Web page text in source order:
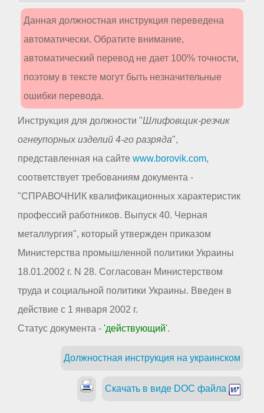
Данная должностная инструкция переведена
автоматически. Обратите внимание,
автоматический перевод не дает 100% точности,
поэтому в тексте могут быть незначительные
ошибки перевода.
Инструкция для должности "Шлифовщик-резчик
огнеупорных изделий 4-го разряда",
представленная на сайте www.borovik.com,
соответствует требованиям документа -
"СПРАВОЧНИК квалификационных характеристик
профессий работников. Выпуск 40. Черная
металлургия", который утвержден приказом
Министерства промышленной политики Украины
18.01.2002 г. N 28. Согласован Министерством
труда и социальной политики Украины. Введен в
действие с 1 января 2002 г.
Статус документа - 'действующий'.
Должностная инструкция на украинском
Скачать в виде DOC файла